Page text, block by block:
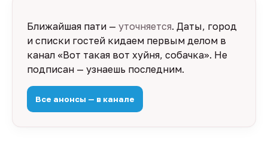
Ближайшая пати — уточняется. Даты, город
и списки гостей кидаем первым делом в
канал «Вот такая вот хуйня, собачка». Не
подписан — узнаешь последним.
Все анонсы — в канале